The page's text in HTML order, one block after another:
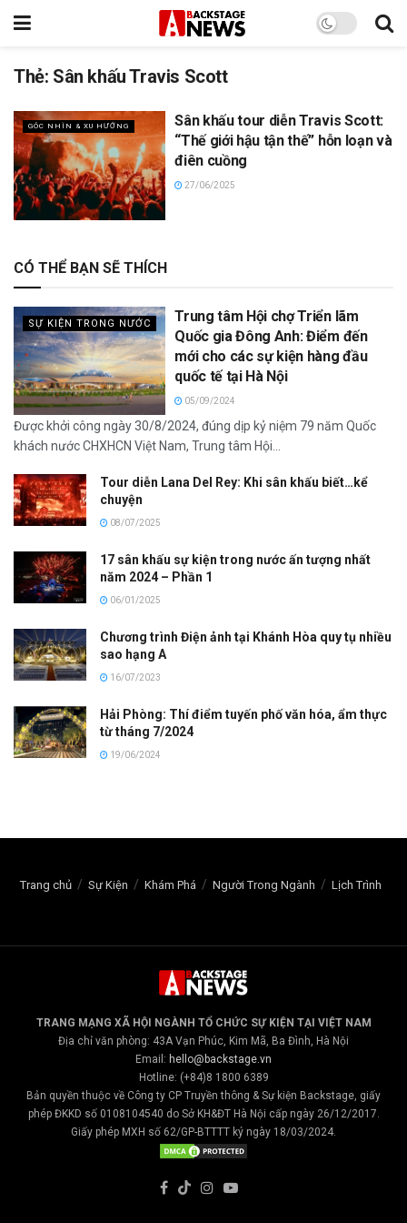
Thẻ: Sân khấu Travis Scott
GÓC NHÌN & XU HƯỚNG
Sân khấu tour diễn Travis Scott:
“Thế giới hậu tận thế” hỗn loạn và
điên cuồng
27/06/2025
CÓ THỂ BẠN SẼ THÍCH
SỰ KIỆN TRONG NƯỚC
Trung tâm Hội chợ Triển lãm
Quốc gia Đông Anh: Điểm đến
mới cho các sự kiện hàng đầu
quốc tế tại Hà Nội
05/09/2024
Được khởi công ngày 30/8/2024, đúng dịp kỷ niệm 79 năm Quốc
khách nước CHXHCN Việt Nam, Trung tâm Hội...
Tour diễn Lana Del Rey: Khi sân khấu biết…kể
chuyện
08/07/2025
17 sân khấu sự kiện trong nước ấn tượng nhất
năm 2024 – Phần 1
06/01/2025
Chương trình Điện ảnh tại Khánh Hòa quy tụ nhiều
sao hạng A
16/07/2023
Hải Phòng: Thí điểm tuyến phố văn hóa, ẩm thực
từ tháng 7/2024
19/06/2024
Trang chủ Sự Kiện Khám Phá Người Trong Ngành Lịch Trình
TRANG MẠNG XÃ HỘI NGÀNH TỔ CHỨC SỰ KIỆN TẠI VIỆT NAM
Địa chỉ văn phòng: 43A Vạn Phúc, Kim Mã, Ba Đình, Hà Nội
Email: hello@backstage.vn
Hotline: (+84)8 1800 6389
Bản quyền thuộc về Công ty CP Truyền thông & Sự kiện Backstage, giấy
phép ĐKKD số 0108104540 do Sở KH&ĐT Hà Nội cấp ngày 26/12/2017.
Giấy phép MXH số 62/GP-BTTTT ký ngày 18/03/2024.